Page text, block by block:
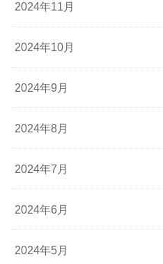
2024年11月
2024年10月
2024年9月
2024年8月
2024年7月
2024年6月
2024年5月